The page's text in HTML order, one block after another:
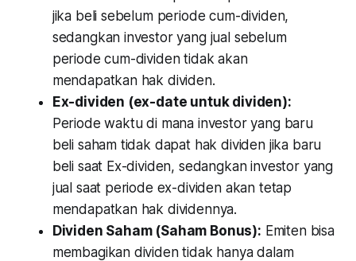
jika beli sebelum periode cum-dividen,
sedangkan investor yang jual sebelum
periode cum-dividen tidak akan
mendapatkan hak dividen.
Ex-dividen (ex-date untuk dividen):
Periode waktu di mana investor yang baru
beli saham tidak dapat hak dividen jika baru
beli saat Ex-dividen, sedangkan investor yang
jual saat periode ex-dividen akan tetap
mendapatkan hak dividennya.
Dividen Saham (Saham Bonus): Emiten bisa
membagikan dividen tidak hanya dalam